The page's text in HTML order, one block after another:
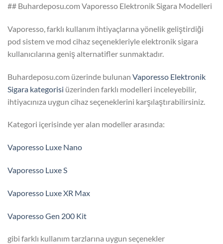
## Buhardeposu.com Vaporesso Elektronik Sigara Modelleri
Vaporesso, farklı kullanım ihtiyaçlarına yönelik geliştirdiği
pod sistem ve mod cihaz seçenekleriyle elektronik sigara
kullanıcılarına geniş alternatifler sunmaktadır.
Buhardeposu.com üzerinde bulunan Vaporesso Elektronik
Sigara kategorisi üzerinden farklı modelleri inceleyebilir,
ihtiyacınıza uygun cihaz seçeneklerini karşılaştırabilirsiniz.
Kategori içerisinde yer alan modeller arasında:
Vaporesso Luxe Nano
Vaporesso Luxe S
Vaporesso Luxe XR Max
Vaporesso Gen 200 Kit
gibi farklı kullanım tarzlarına uygun seçenekler